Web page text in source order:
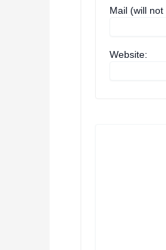
Mail (will
Website: